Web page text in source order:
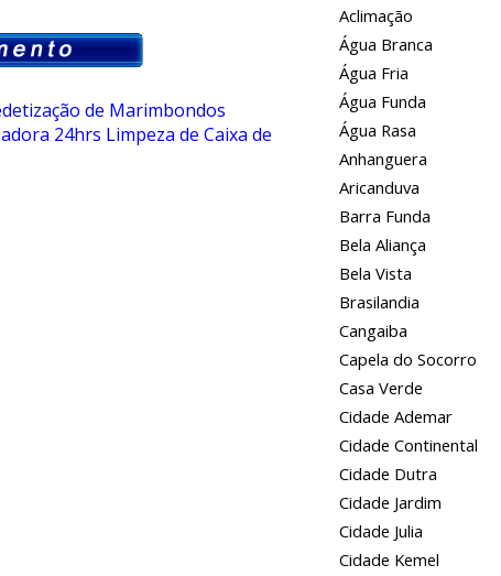
de Marimbondos
24hrs Limpeza de Caixa de
Aclimação
Água Branca
Água Fria
Água Funda
Água Rasa
Anhanguera
Aricanduva
Barra Funda
Bela Aliança
Bela Vista
Brasilandia
Cangaiba
Capela do Socorro
Casa Verde
Cidade Ademar
Cidade Continental
Cidade Dutra
Cidade Jardim
Cidade Julia
Cidade Kemel